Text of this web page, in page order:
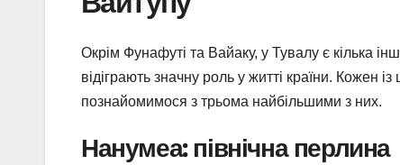
Окрім Фунафуті та Вайаку, у Тувалу є кілька
відіграють значну роль у житті країни. Кожен
познайомимося з трьома найбільшими з них.
Нанумеа: північна перлина